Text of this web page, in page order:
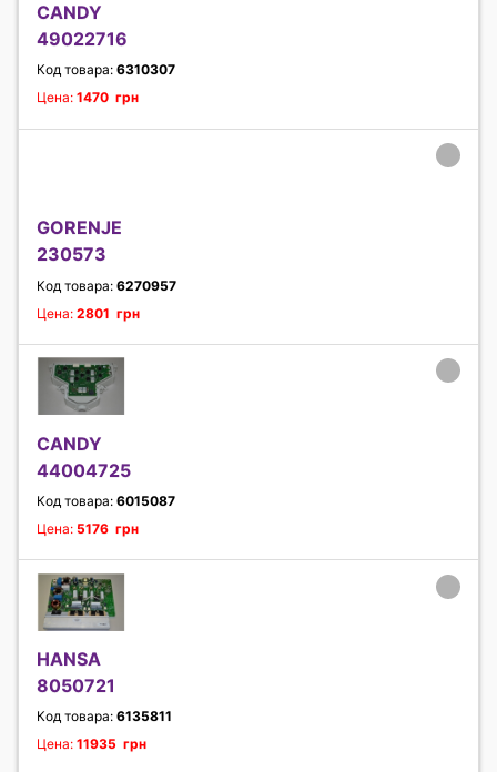
CANDY
49022716
Код товара: 6310307
Цена: 1470 грн
GORENJE
230573
Код товара: 6270957
Цена: 2801 грн
CANDY
44004725
Код товара: 6015087
Цена: 5176 грн
HANSA
8050721
Код товара: 6135811
Цена: 11935 грн